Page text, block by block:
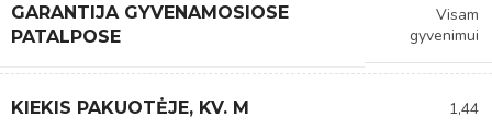
GARANTIJA GYVENAMOSIOSE
PATALPOSE
Visam
gyvenimui
KIEKIS PAKUOTĖJE, KV. M 1,44